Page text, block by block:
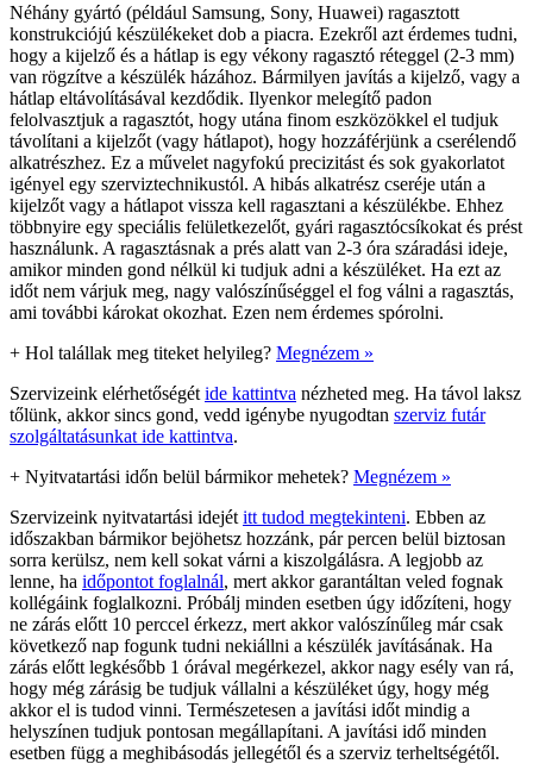
Néhány gyártó (például Samsung, Sony, Huawei) ragasztott
konstrukciójú készülékeket dob a piacra. Ezekről azt érdemes tudni,
hogy a kijelző és a hátlap is egy vékony ragasztó réteggel (2-3 mm)
van rögzítve a készülék házához. Bármilyen javítás a kijelző, vagy a
hátlap eltávolításával kezdődik. Ilyenkor melegítő padon
felolvasztjuk a ragasztót, hogy utána finom eszközökkel el tudjuk
távolítani a kijelzőt (vagy hátlapot), hogy hozzáférjünk a cserélendő
alkatrészhez. Ez a művelet nagyfokú precizitást és sok gyakorlatot
igényel egy szerviztechnikustól. A hibás alkatrész cseréje után a
kijelzőt vagy a hátlapot vissza kell ragasztani a készülékbe. Ehhez
többnyire egy speciális felületkezelőt, gyári ragasztócsíkokat és prést
használunk. A ragasztásnak a prés alatt van 2-3 óra száradási ideje,
amikor minden gond nélkül ki tudjuk adni a készüléket. Ha ezt az
időt nem várjuk meg, nagy valószínűséggel el fog válni a ragasztás,
ami további károkat okozhat. Ezen nem érdemes spórolni.
+ Hol talállak meg titeket helyileg? Megnézem »
Szervizeink elérhetőségét ide kattintva nézheted meg. Ha távol laksz
tőlünk, akkor sincs gond, vedd igénybe nyugodtan szerviz futár
szolgáltatásunkat ide kattintva.
+ Nyitvatartási időn belül bármikor mehetek? Megnézem »
Szervizeink nyitvatartási idejét itt tudod megtekinteni. Ebben az
időszakban bármikor bejöhetsz hozzánk, pár percen belül biztosan
sorra kerülsz, nem kell sokat várni a kiszolgálásra. A legjobb az
lenne, ha időpontot foglalnál, mert akkor garantáltan veled fognak
kollégáink foglalkozni. Próbálj minden esetben úgy időzíteni, hogy
ne zárás előtt 10 perccel érkezz, mert akkor valószínűleg már csak
következő nap fogunk tudni nekiállni a készülék javításának. Ha
zárás előtt legkésőbb 1 órával megérkezel, akkor nagy esély van rá,
hogy még zárásig be tudjuk vállalni a készüléket úgy, hogy még
akkor el is tudod vinni. Természetesen a javítási időt mindig a
helyszínen tudjuk pontosan megállapítani. A javítási idő minden
esetben függ a meghibásodás jellegétől és a szerviz terheltségétől.